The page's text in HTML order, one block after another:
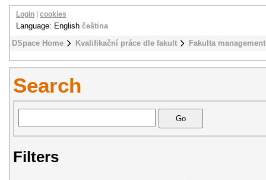
DSpace Home Kvalifikační práce dle fakult Fakulta
Login cookies
Language: English čeština
Search
Filters